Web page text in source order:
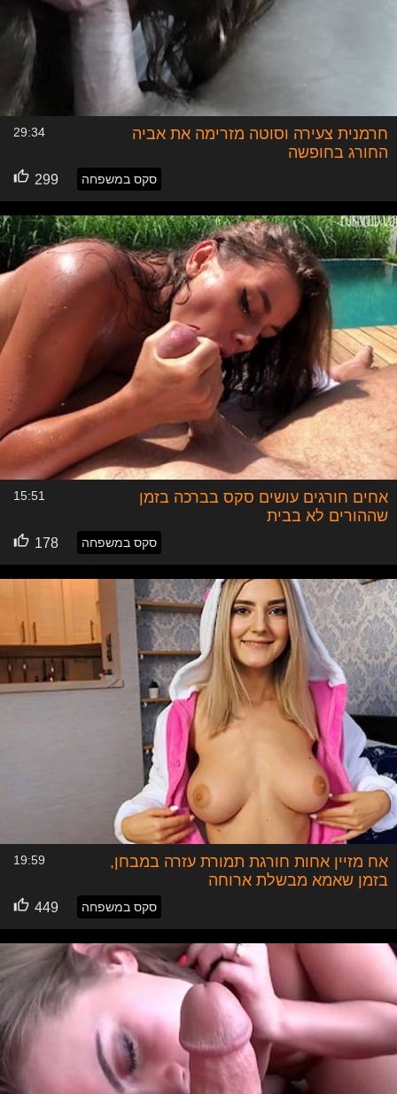
חרמנית צעירה וסוטה מזרימה את אביה
החורג בחופשה
29:34
סקס במשפחה 299
אחים חורגים עושים סקס בברכה בזמן
שההורים לא בבית
15:51
סקס במשפחה 178
אח מזיין אחות חורגת תמורת עזרה במבחן,
בזמן שאמא מבשלת ארוחה
19:59
סקס במשפחה 449